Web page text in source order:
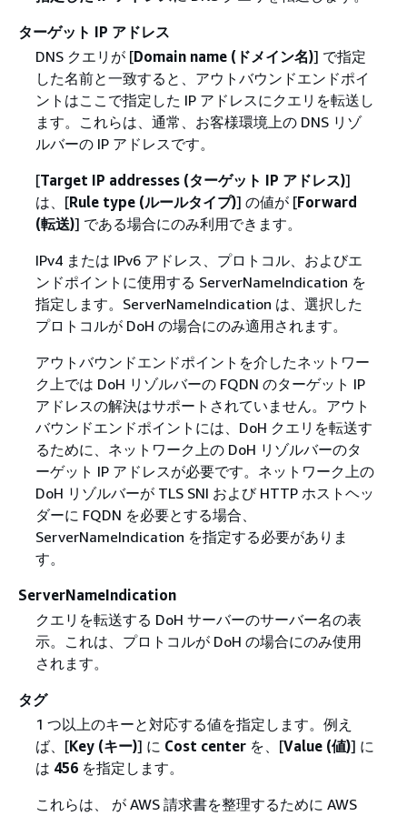
ターゲット IP アドレス
DNS クエリが [Domain name (ドメイン名)] で指定
した名前と一致すると、アウトバウンドエンドポイ
ントはここで指定した IP アドレスにクエリを転送し
ます。これらは、通常、お客様環境上の DNS リゾ
ルバーの IP アドレスです。
[Target IP addresses (ターゲット IP アドレス)]
は、[Rule type (ルールタイプ)] の値が [Forward
(転送)] である場合にのみ利用できます。
IPv4 または IPv6 アドレス、プロトコル、およびエ
ンドポイントに使用する ServerNameIndication を
指定します。ServerNameIndication は、選択した
プロトコルが DoH の場合にのみ適用されます。
アウトバウンドエンドポイントを介したネットワー
ク上では DoH リゾルバーの FQDN のターゲット IP
アドレスの解決はサポートされていません。アウト
バウンドエンドポイントには、DoH クエリを転送す
るために、ネットワーク上の DoH リゾルバーのタ
ーゲット IP アドレスが必要です。ネットワーク上の
DoH リゾルバーが TLS SNI および HTTP ホストヘッ
ダーに FQDN を必要とする場合、
ServerNameIndication を指定する必要がありま
す。
ServerNameIndication
クエリを転送する DoH サーバーのサーバー名の表
示。これは、プロトコルが DoH の場合にのみ使用
されます。
タグ
1 つ以上のキーと対応する値を指定します。例え
ば、[Key (キー)] に Cost centerを、[Value (値)] に
は 456を指定します。
これらは、 が AWS 請求書を整理するために AWS